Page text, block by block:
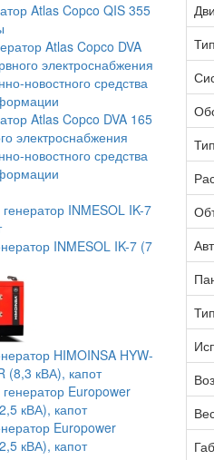
Atlas Copco QIS 355
Atlas Copco DVA 165
электроснабжения
новостного средства
INMESOL IK-7 (7
HIMOINSA HYW-
(8,3 кВА), капот
Europower
кВА), капот